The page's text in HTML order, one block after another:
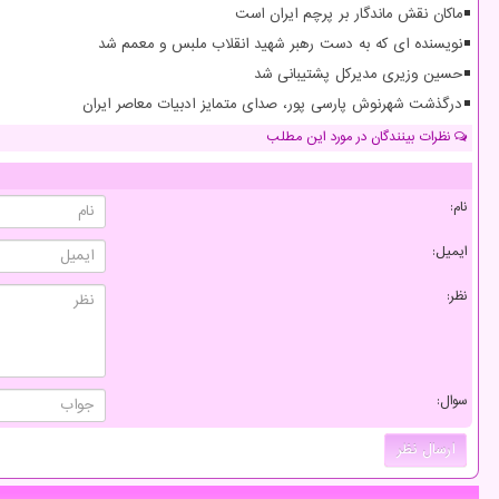
ماکان نقش ماندگار بر پرچم ایران است
نویسنده ای که به دست رهبر شهید انقلاب ملبس و معمم شد
حسین وزیری مدیرکل پشتیبانی شد
درگذشت شهرنوش پارسی پور، صدای متمایز ادبیات معاصر ایران
نظرات بینندگان در مورد این مطلب
نام:
ایمیل:
نظر:
سوال: